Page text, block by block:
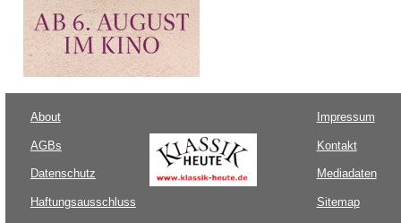
About
AGBs
Datenschutz
Haftungsausschluss
Impressum
Kontakt
Mediadaten
Sitemap